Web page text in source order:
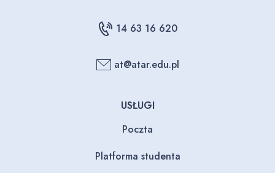
14 63 16 620
at@atar.edu.pl
USŁUGI
Poczta
Platforma studenta